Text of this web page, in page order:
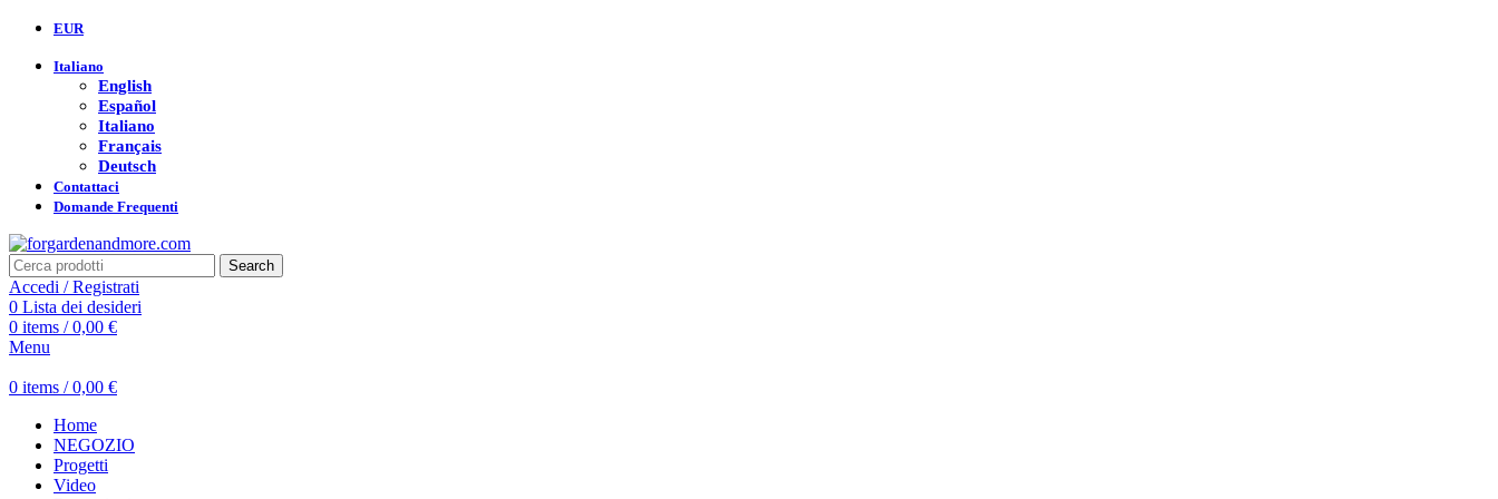
EUR
Italiano
English
Español
Italiano
Français
Deutsch
Contattaci
Domande Frequenti
Search
Accedi / Registrati
0 Lista dei desideri
0 items / 0,00 €
Menu
0 items / 0,00 €
Home
NEGOZIO
Progetti
Video